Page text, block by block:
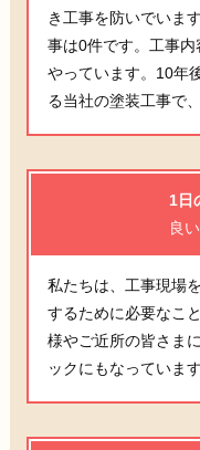
き工事を防いでいま
事は0件です。工事
やっています。10年
る当社の塗装工事で
1日
良
私たちは、工事現場
するために必要なこ
様やご近所の皆さま
ックにもなっています